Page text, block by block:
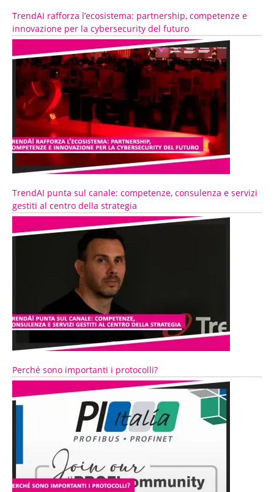
TrendAI rafforza l’ecosistema: partnership, competenze e
innovazione per la cybersecurity del futuro
TrendAI punta sul canale: competenze, consulenza e servizi
gestiti al centro della strategia
Perché sono importanti i protocolli?